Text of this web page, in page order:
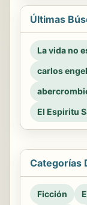
Últimas
La vida no
carlos
El Espiritu
Categorías
Ficción